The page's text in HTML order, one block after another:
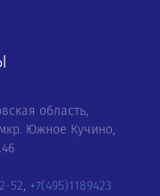
область,
Южное Кучино,
52, +7(495)1189423